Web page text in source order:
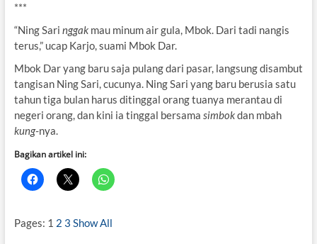
***
“Ning Sari nggakmau minum air gula, Mbok. Dari tadi nangis
terus,” ucap Karjo, suami Mbok Dar.
Mbok Dar yang baru saja pulang dari pasar, langsung disambut
tangisan Ning Sari, cucunya. Ning Sari yang baru berusia satu
tahun tiga bulan harus ditinggal orang tuanya merantau di
negeri orang, dan kini ia tinggal bersama simbokdan mbah
kung-nya.
Bagikan artikel ini:
Pages: 1 2 3 Show All